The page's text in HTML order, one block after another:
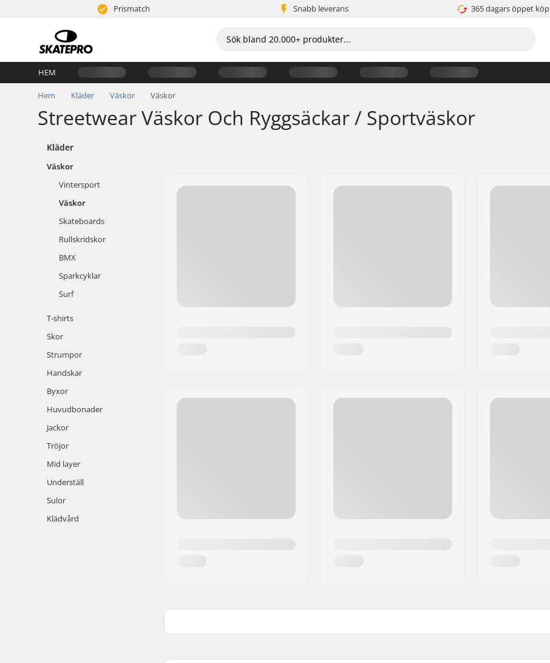
Prismatch Snabb leverans 365 dagars öppet köp
HEM
Hem Kläder Väskor Väskor
Streetwear Väskor Och Ryggsäckar / Sportväskor
Kläder
Väskor
Vintersport
Väskor
Skateboards
Rullskridskor
BMX
Sparkcyklar
Surf
T-shirts
Skor
Strumpor
Handskar
Byxor
Huvudbonader
Jackor
Tröjor
Mid layer
Underställ
Sulor
Klädvård